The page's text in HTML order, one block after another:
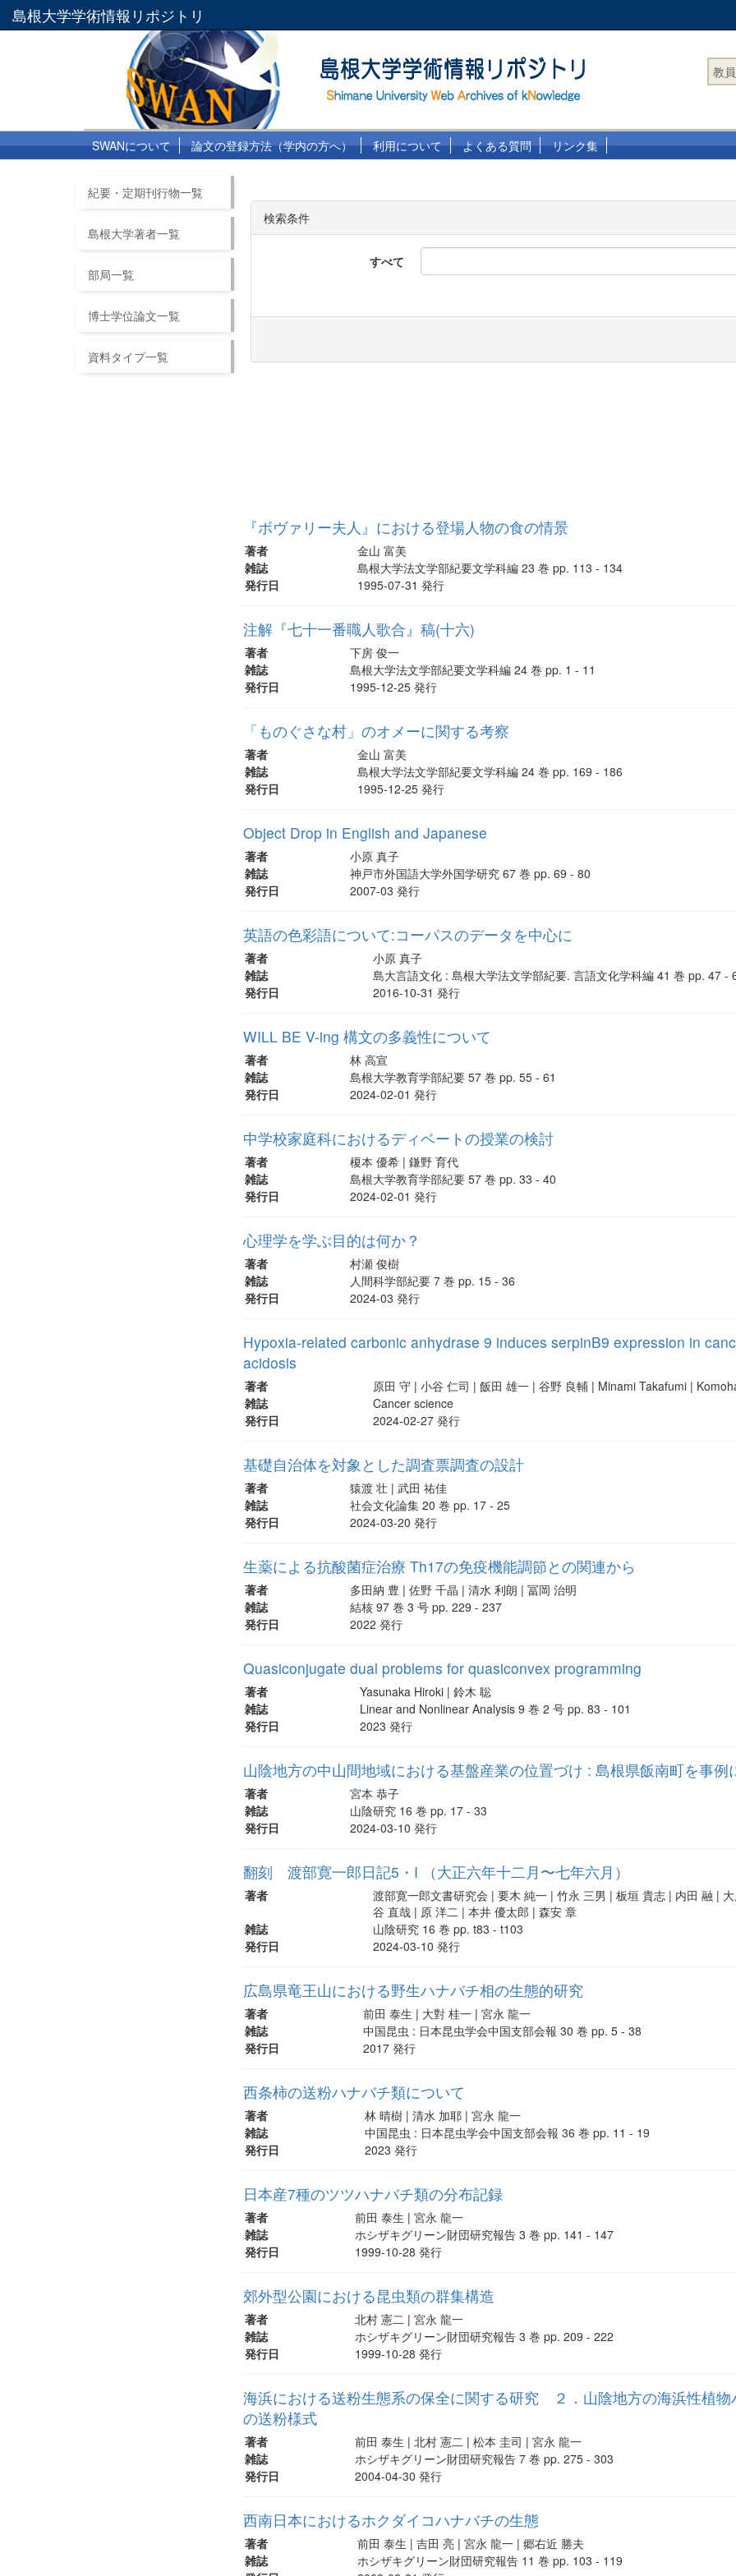
島根大学学術情報リポジトリ
教
SWANについて 論文の登録方法（学内の方へ） 利用について よくある質問 リンク集
紀要・定期刊行物一覧
島根大学著者一覧
部局一覧
博士学位論文一覧
資料タイプ一覧
検索条件
すべて
『ボヴァリー夫人』における登場人物の食の情景
著者
金山 富美
雑誌
島根大学法文学部紀要文学科編 23 巻 pp. 113 - 134
発行日
1995-07-31 発行
注解『七十一番職人歌合』稿(十六)
著者
下房 俊一
雑誌
島根大学法文学部紀要文学科編 24 巻 pp. 1 - 11
発行日
1995-12-25 発行
「ものぐさな村」のオメーに関する考察
著者
金山 富美
雑誌
島根大学法文学部紀要文学科編 24 巻 pp. 169 - 186
発行日
1995-12-25 発行
Object Drop in English and Japanese
著者
小原 真子
雑誌
神戸市外国語大学外国学研究 67 巻 pp. 69 - 80
発行日
2007-03 発行
英語の色彩語について:コーパスのデータを中心に
著者
小原 真子
雑誌
島大言語文化 : 島根大学法文学部紀要. 言語文化学科編 41 巻 pp. 47 -
発行日
2016-10-31 発行
WILL BE V-ing 構文の多義性について
著者
林 高宣
雑誌
島根大学教育学部紀要 57 巻 pp. 55 - 61
発行日
2024-02-01 発行
中学校家庭科におけるディベートの授業の検討
著者
榎本 優希 | 鎌野 育代
雑誌
島根大学教育学部紀要 57 巻 pp. 33 - 40
発行日
2024-02-01 発行
心理学を学ぶ目的は何か？
著者
村瀬 俊樹
雑誌
人間科学部紀要 7 巻 pp. 15 - 36
発行日
2024-03 発行
Hypoxia-related carbonic anhydrase 9 induces serpinB9 expression in
acidosis
著者
原田 守 | 小谷 仁司 | 飯田 雄一 | 谷野 良輔 | Minami Takafumi |
雑誌
Cancer science
発行日
2024-02-27 発行
基礎自治体を対象とした調査票調査の設計
著者
猿渡 壮 | 武田 祐佳
雑誌
社会文化論集 20 巻 pp. 17 - 25
発行日
2024-03-20 発行
生薬による抗酸菌症治療 Th17の免疫機能調節との関連から
著者
多田納 豊 | 佐野 千晶 | 清水 利朗 | 冨岡 治明
雑誌
結核 97 巻 3 号 pp. 229 - 237
発行日
2022 発行
Quasiconjugate dual problems for quasiconvex programming
著者
Yasunaka Hiroki | 鈴木 聡
雑誌
Linear and Nonlinear Analysis 9 巻 2 号 pp. 83 - 101
発行日
2023 発行
山陰地方の中山間地域における基盤産業の位置づけ : 島根県飯南町を事例
著者
宮本 恭子
雑誌
山陰研究 16 巻 pp. 17 - 33
発行日
2024-03-10 発行
翻刻 渡部寛一郎日記5・I （大正六年十二月〜七年六月）
著者
渡部寛一郎文書研究会 | 要木 純一 | 竹永 三男 | 板垣 貴志 | 内田 融 |
谷 直哉 | 原 洋二 | 本井 優太郎 | 森安 章
雑誌
山陰研究 16 巻 pp. t83 - t103
発行日
2024-03-10 発行
広島県竜王山における野生ハナバチ相の生態的研究
著者
前田 泰生 | 大對 桂一 | 宮永 龍一
雑誌
中国昆虫 : 日本昆虫学会中国支部会報 30 巻 pp. 5 - 38
発行日
2017 発行
西条柿の送粉ハナバチ類について
著者
林 晴樹 | 清水 加耶 | 宮永 龍一
雑誌
中国昆虫 : 日本昆虫学会中国支部会報 36 巻 pp. 11 - 19
発行日
2023 発行
日本産7種のツツハナバチ類の分布記録
著者
前田 泰生 | 宮永 龍一
雑誌
ホシザキグリーン財団研究報告 3 巻 pp. 141 - 147
発行日
1999-10-28 発行
郊外型公園における昆虫類の群集構造
著者
北村 憲二 | 宮永 龍一
雑誌
ホシザキグリーン財団研究報告 3 巻 pp. 209 - 222
発行日
1999-10-28 発行
海浜における送粉生態系の保全に関する研究 ２．山陰地方の海浜性植
の送粉様式
著者
前田 泰生 | 北村 憲二 | 松本 圭司 | 宮永 龍一
雑誌
ホシザキグリーン財団研究報告 7 巻 pp. 275 - 303
発行日
2004-04-30 発行
西南日本におけるホクダイコハナバチの生態
著者
前田 泰生 | 吉田 亮 | 宮永 龍一 | 郷右近 勝夫
雑誌
ホシザキグリーン財団研究報告 11 巻 pp. 103 - 119